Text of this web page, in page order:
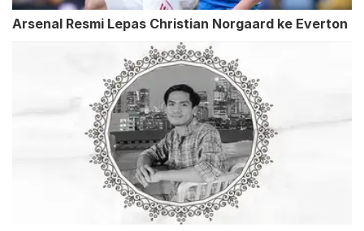
Arsenal Resmi Lepas Christian Norgaard ke Everton